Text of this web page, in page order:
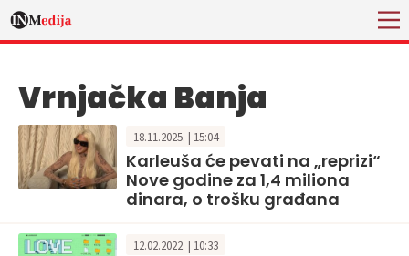
Vrnjačka Banja
18.11.2025. | 15:04
Karleuša će pevati na „reprizi“
Nove godine za 1,4 miliona
dinara, o trošku građana
12.02.2022. | 10:33